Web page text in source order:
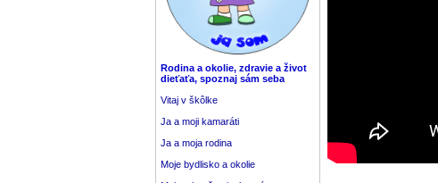
Rodina a okolie, zdravie a život
dieťaťa, spoznaj sám seba
Vitaj v škôlke
Ja a moji kamaráti
Ja a moja rodina
Moje bydlisko a okolie